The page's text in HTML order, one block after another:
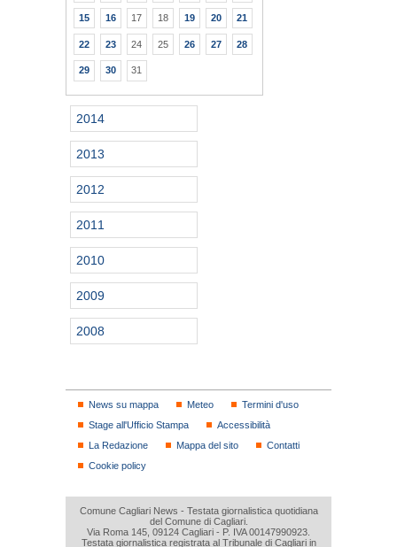
15 16 17 18 19 20 21
22 23 24 25 26 27 28
29 30 31
2014
2013
2012
2011
2010
2009
2008
News su mappa Meteo
Termini d'uso
Stage all'Ufficio Stampa
Accessibilità
La Redazione
Mappa del sito
Contatti
Cookie policy
Comune Cagliari News - Testata giornalistica quotidiana
del Comune di Cagliari.
Via Roma 145, 09124 Cagliari - P. IVA 00147990923.
Testata giornalistica registrata al Tribunale di Cagliari in